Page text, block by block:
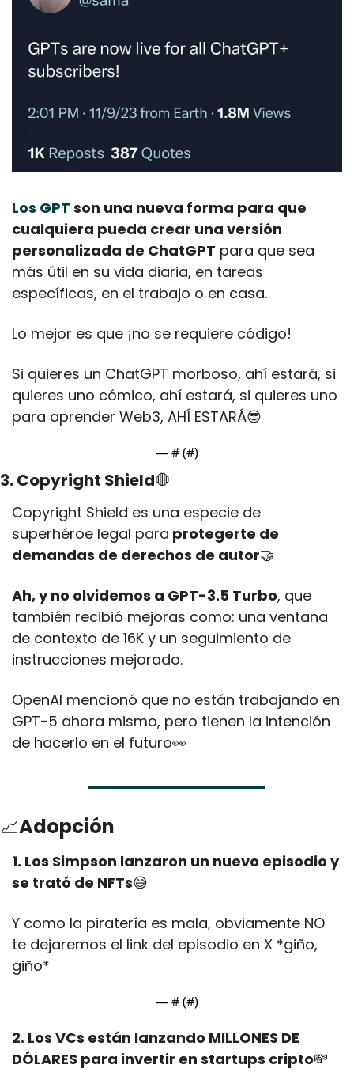
Los GPT son una nueva forma para que
cualquiera pueda crear una versión
personalizada de ChatGPT para que sea
más útil en su vida diaria, en tareas
específicas, en el trabajo o en casa.
Lo mejor es que ¡no se requiere código!
Si quieres un ChatGPT morboso, ahí estará, si
quieres uno cómico, ahí estará, si quieres uno
para aprender Web3, AHÍ ESTARÁ😎
— # (#)
3. Copyright Shield🛑
Copyright Shield es una especie de
superhéroe legal para protegerte de
demandas de derechos de autor🤝
Ah, y no olvidemos a GPT-3.5 Turbo, que
también recibió mejoras como: una ventana
de contexto de 16K y un seguimiento de
instrucciones mejorado.
OpenAI mencionó que no están trabajando en
GPT-5 ahora mismo, pero tienen la intención
de hacerlo en el futuro👀
📈Adopción
1. Los Simpson lanzaron un nuevo episodio y
se trató de NFTs😅
Y como la piratería es mala, obviamente NO
te dejaremos el link del episodio en X *giño,
giño*
— # (#)
2. Los VCs están lanzando MILLONES DE
DÓLARES para invertir en startups cripto💸